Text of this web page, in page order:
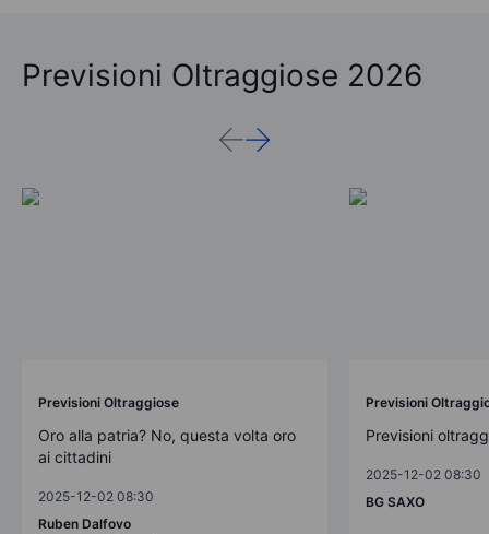
Previsioni Oltraggiose 2026
Previsioni Oltraggiose
Oro alla patria? No, questa volta oro
ai cittadini
2025-12-02 08:30
Ruben Dalfovo
Previsioni
Previsioni
2025-12-02 08:30
BG SAXO